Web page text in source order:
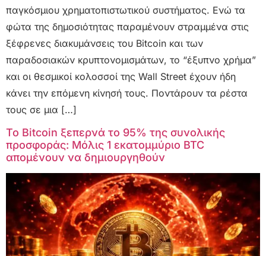
παγκόσμιου χρηματοπιστωτικού συστήματος. Ενώ τα
φώτα της δημοσιότητας παραμένουν στραμμένα στις
ξέφρενες διακυμάνσεις του Bitcoin και των
παραδοσιακών κρυπτονομισμάτων, το “έξυπνο χρήμα”
και οι θεσμικοί κολοσσοί της Wall Street έχουν ήδη
κάνει την επόμενη κίνησή τους. Ποντάρουν τα ρέστα
τους σε μια […]
Το Bitcoin ξεπερνά το 95% της συνολικής
προσφοράς: Μόλις 1 εκατομμύριο BTC
απομένουν να δημιουργηθούν